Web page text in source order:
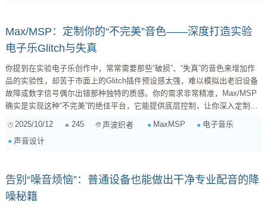
Max/MSP：定制你的“不完美”音色——深度打造实验
电子乐Glitch与失真
你提到在实验电子乐创作中，常常需要那些“破损”、“失真”的音色来增加作
品的实验性，却苦于市面上的Glitch插件预设感太强，难以模拟出老旧设备
故障或数字信号偶尔出错那种独特的质感。你的需求非常精准，Max/MSP
确实是实现这种“不完美”的绝佳平台，它能提供底层控制，让你深入定制声
力。这意味着我们不是在调整一个黑盒插件的参数，而是在用基础“零件”构
建出我们想要的效果，从而实现真正意义上的定制。下面，我将从几个核心
2025/10/12 245 声波织者 MaxMSP
电子音乐
声音设计
告别“噪音烦恼”：普通设备也能做出干净专业配音的降
噪秘籍